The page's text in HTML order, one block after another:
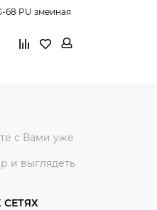
68 PU змеиная
с Вами уже
и выглядеть